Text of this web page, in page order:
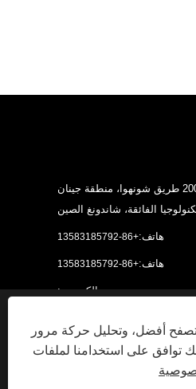
عنوان: 2000 طريق شونهوا، منطقة جينان
الفائقة، شاندونغ الصين
هاتف:+86-13583185792
هاتف:+86-13583185792
بريد إلكتروني:
فاكس: +86-531-88905468
أفضل، وتحليل حركة مرور
توافق على استخدامنا لملفات